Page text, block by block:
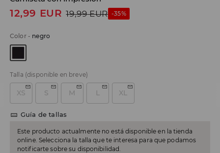
12,99 EUR 19,99 EUR -35%
Color- negro
Talla (disponible en breve)
XS S M L XL
Guía de tallas
Este producto actualmente no está disponible en la tienda
online. Selecciona la talla que te interesa para que podamos
notificarte sobre su disponibilidad.